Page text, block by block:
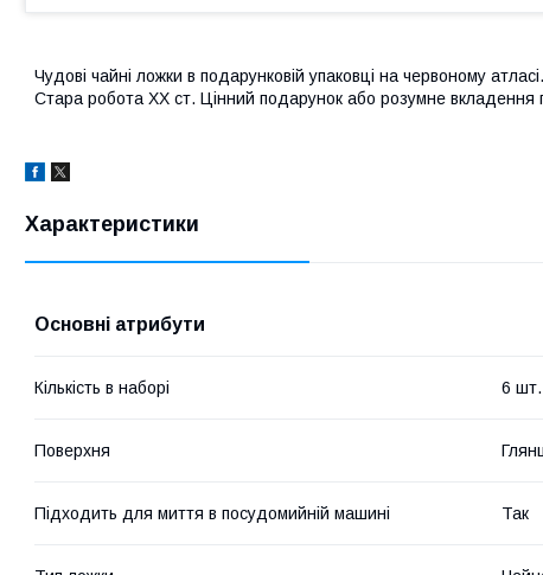
Чудові чайні ложки в подарунковій упаковці на червоному
Стара робота ХХ ст. Цінний подарунок або розумне вкладення
Характеристики
Основні атрибути
Кількість в наборі 6 шт.
Поверхня
Підходить для миття в посудомийній машині Так